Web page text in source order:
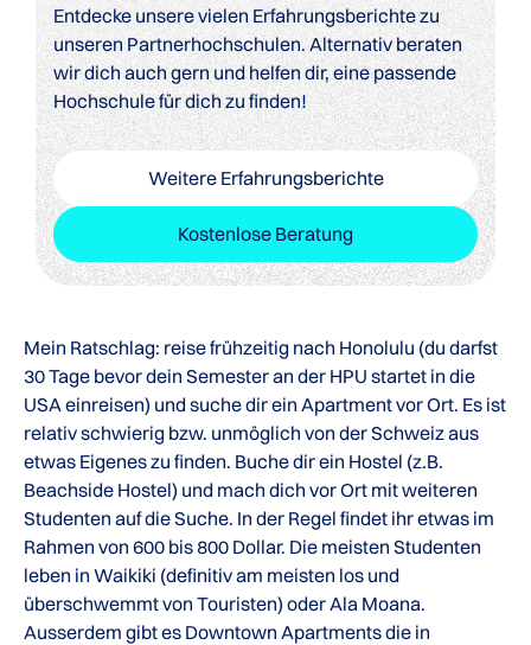
Entdecke unsere vielen Erfahrungsberichte zu
unseren Partnerhochschulen. Alternativ beraten
wir dich auch gern und helfen dir, eine passende
Hochschule für dich zu finden!
Weitere Erfahrungsberichte
Kostenlose Beratung
Mein Ratschlag: reise frühzeitig nach Honolulu (du darfst
30 Tage bevor dein Semester an der HPU startet in die
USA einreisen) und suche dir ein Apartment vor Ort. Es ist
relativ schwierig bzw. unmöglich von der Schweiz aus
etwas Eigenes zu finden. Buche dir ein Hostel (z.B.
Beachside Hostel) und mach dich vor Ort mit weiteren
Studenten auf die Suche. In der Regel findet ihr etwas im
Rahmen von 600 bis 800 Dollar. Die meisten Studenten
leben in Waikiki (definitiv am meisten los und
überschwemmt von Touristen) oder Ala Moana.
Ausserdem gibt es Downtown Apartments die in